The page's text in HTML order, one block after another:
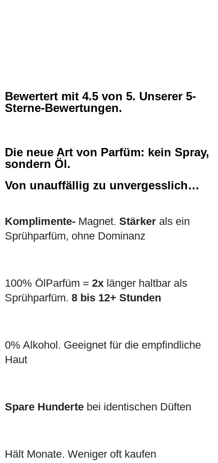
Bewertert mit 4.5 von 5. Unserer 5-
Sterne-Bewertungen.
Die neue Art von Parfüm: kein Spray,
sondern Öl.
Von unauffällig zu unvergesslich…
Komplimente- Magnet. Stärker als ein
Sprühparfüm, ohne Dominanz
100% ÖlParfüm = 2x länger haltbar als
Sprühparfüm. 8 bis 12+ Stunden
0% Alkohol. Geeignet für die empfindliche
Haut
Spare Hunderte bei identischen Düften
Hält Monate. Weniger oft kaufen